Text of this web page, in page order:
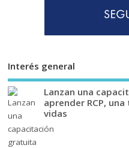
Interés general
Lanzan una
aprender RCP,
vidas